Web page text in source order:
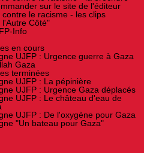
sur le site de l'éditeur
contre le racisme - les clips
l'Autre Côté"
Info
en cours
UJFP : Urgence guerre à Gaza
Gaza
terminées
UJFP : La pépinière
UJFP : Urgence Gaza déplacés
UJFP : Le château d'eau de
UJFP : De l'oxygène pour Gaza
"Un bateau pour Gaza"